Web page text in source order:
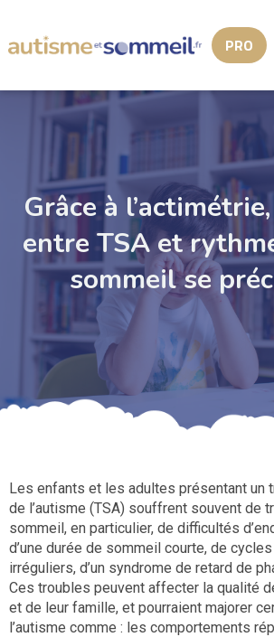
Grâce à
entre TSA et
sommeil se
Les enfants et les adultes présentant un
de l’autisme (TSA) souffrent souvent de
sommeil, en particulier, de difficultés
d’une durée de sommeil courte, de
irréguliers, d’un syndrome de retard de
Ces troubles peuvent affecter la qualité
et de leur famille, et pourraient majorer
l’autisme comme : les comportements